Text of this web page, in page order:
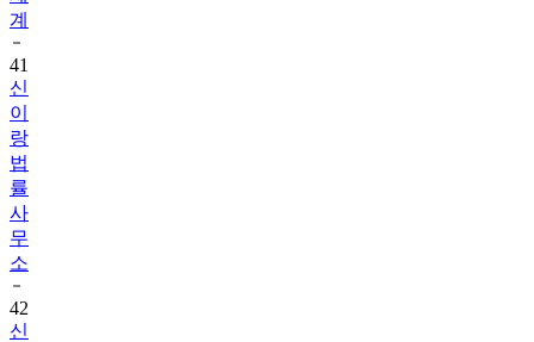
계
41
신
이
랑
법
률
사
무
소
42
신